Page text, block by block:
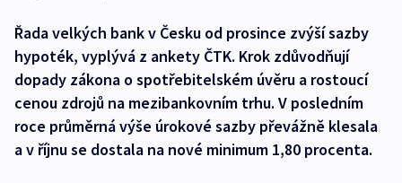
Řada velkých bank v Česku od prosince zvýší sazby
hypoték, vyplývá z ankety ČTK. Krok zdůvodňují
dopady zákona o spotřebitelském úvěru a rostoucí
cenou zdrojů na mezibankovním trhu. V posledním
roce průměrná výše úrokové sazby převážně klesala
a v říjnu se dostala na nové minimum 1,80 procenta.